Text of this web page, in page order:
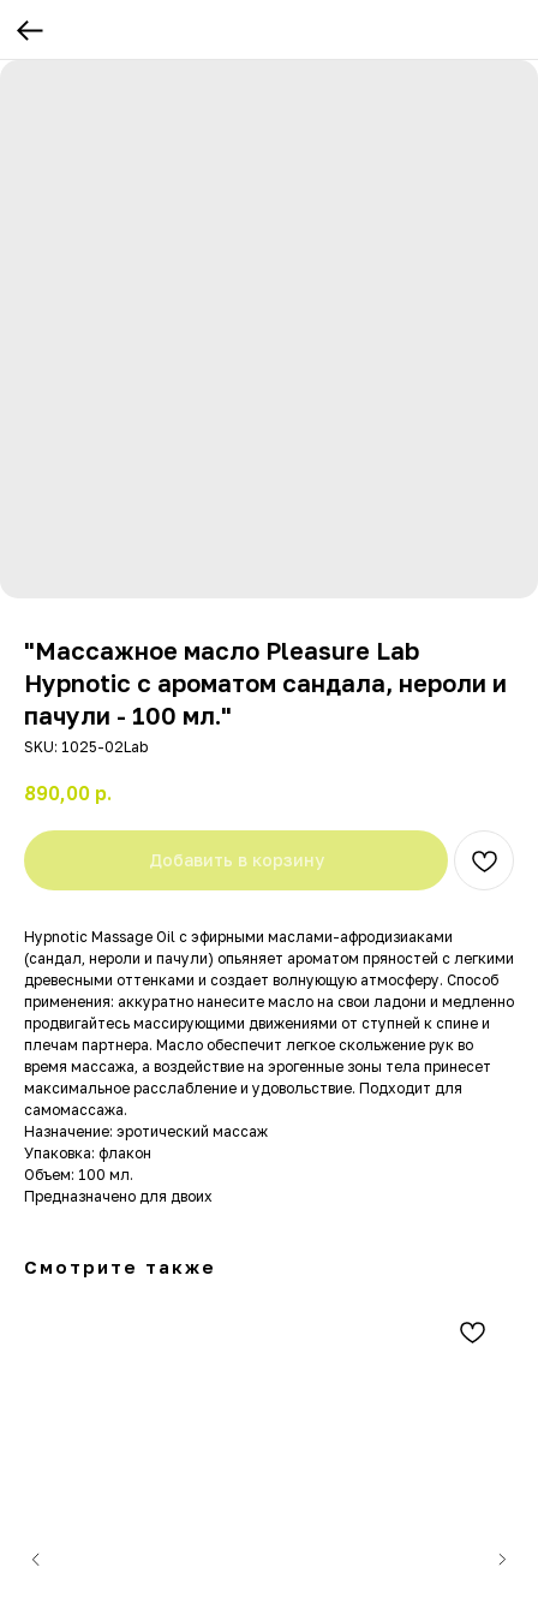
"Массажное масло Pleasure Lab
Hypnotic с ароматом сандала, нероли и
пачули - 100 мл."
SKU: 1025-02Lab
890,00 р.
Добавить в корзину
Hypnotic Massage Oil с эфирными маслами-афродизиаками
(сандал, нероли и пачули) опьяняет ароматом пряностей с легкими
древесными оттенками и создает волнующую атмосферу. Способ
применения: аккуратно нанесите масло на свои ладони и медленно
продвигайтесь массирующими движениями от ступней к спине и
плечам партнера. Масло обеспечит легкое скольжение рук во
время массажа, а воздействие на эрогенные зоны тела принесет
максимальное расслабление и удовольствие. Подходит для
самомассажа.
Назначение: эротический массаж
Упаковка: флакон
Объем: 100 мл.
Предназначено для двоих
Смотрите также